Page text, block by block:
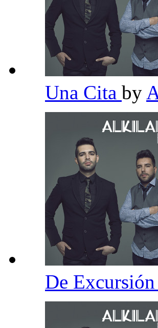
Una Cita by
De Excursión